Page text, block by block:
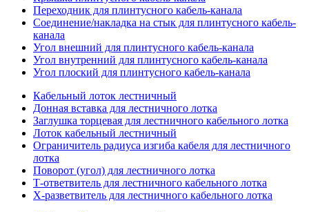
Переходник для плинтусного кабель-канала
Соединение/накладка на стык для плинтусного кабель-
канала
Угол внешний для плинтусного кабель-канала
Угол внутренний для плинтусного кабель-канала
Угол плоский для плинтусного кабель-канала
Кабельный лоток лестничный
Донная вставка для лестничного лотка
Заглушка торцевая для лестничного кабельного лотка
Лоток кабельный лестничный
Ограничитель радиуса изгиба кабеля для лестничного
лотка
Поворот (угол) для лестничного лотка
Т-ответвитель для лестничного кабельного лотка
Х-разветвитель для лестничного кабельного лотка